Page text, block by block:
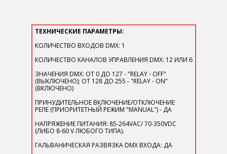
ТЕХНИЧЕСКИЕ ПАРАМЕТРЫ​:
КОЛИЧЕСТВО ВХОДОВ DMX: 1
КОЛИЧЕСТВО КАНАЛОВ УПРАВЛЕНИЯ DMX: 12 ИЛИ 6
ЗНАЧЕНИЯ DMX: ОТ 0 ДО 127 - "RELAY - OFF"
(ВЫКЛЮЧЕНО); ОТ 128 ДО 255 - "RELAY - ON"
(ВКЛЮЧЕНО)
ПРИНУДИТЕЛЬНОЕ ВКЛЮЧЕНИЕ/ОТКЛЮЧЕНИЕ
РЕЛЕ (ПРИОРИТЕТНЫЙ РЕЖИМ "MANUAL") - ДА
НАПРЯЖЕНИЕ ПИТАНИЯ: 85-264VAC/ 70-350VDC
(ЛИБО 8-60 V ЛЮБОГО ТИПА).
ГАЛЬВАНИЧЕСКАЯ РАЗВЯЗКА DMX ВХОДА: ДА